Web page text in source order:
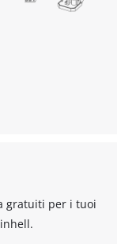
gratuiti per i tuoi